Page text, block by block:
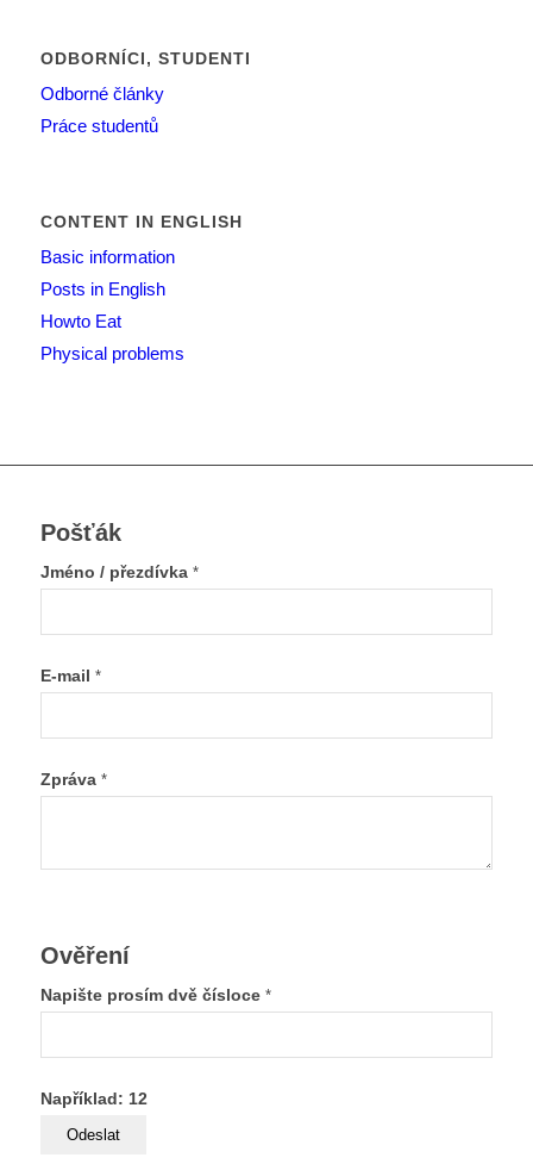
ODBORNÍCI, STUDENTI
Odborné články
Práce studentů
CONTENT IN ENGLISH
Basic information
Posts in English
Howto Eat
Physical problems
Pošťák
Jméno / přezdívka *
E-mail *
Zpráva *
Ověření
Napište prosím dvě čísloce *
Například: 12